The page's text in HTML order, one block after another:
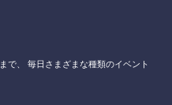
で、
毎日さまざまな種類のイベント